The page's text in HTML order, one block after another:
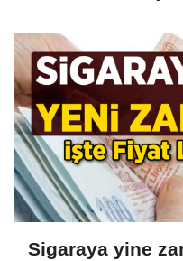
Çekebilirsiniz!
Sigaraya yine